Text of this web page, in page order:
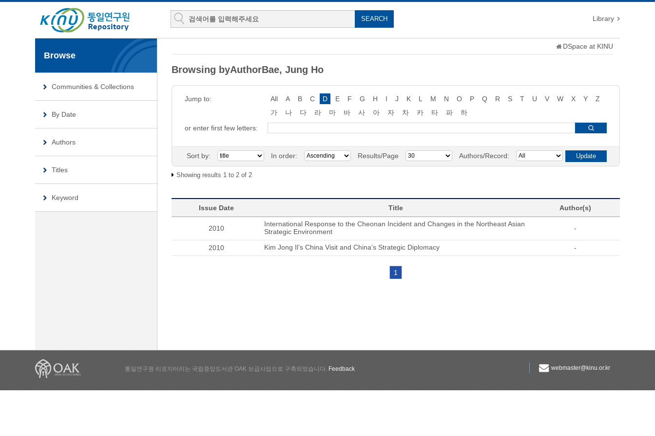
Library
Browse
Communities & Collections
By Date
Authors
Titles
Keyword
DSpace at KINU
Browsing byAuthorBae, Jung Ho
Jump to: All A B C D E F G H I J K L M N O P Q R S T U V W X Y
Z
가
나 다 라 마 바 사 아 자 차 카 타 파
하
or enter first few letters:
Sort by: In order: Results/Page Authors/Record:
Showing results 1 to 2 of 2
Issue Date Title Author(s)
2010
International Response to the Cheonan Incident and Changes in the Northeast Asian
Strategic Environment
-
2010 Kim Jong Il’s China Visit and China’s Strategic Diplomacy -
1
webmaster@kinu.or.kr
통일연구원 리포지터리는 국립중앙도서관 OAK 보급사업으로 구축되었습니다. Feedback